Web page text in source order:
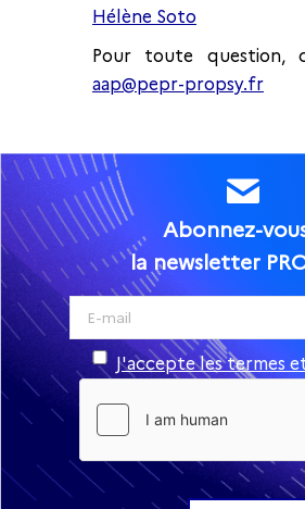
Hélène Soto
Pour toute question,
aap@pepr-propsy.fr
Abonnez-
la newsletter
J'accepte les termes